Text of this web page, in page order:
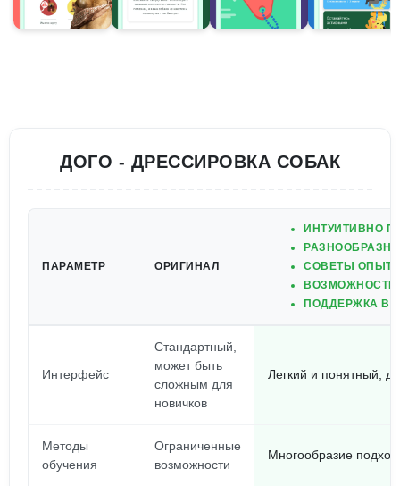
ДОГО - ДРЕССИРОВКА СОБАК
ПАРАМЕТР ОРИГИНАЛ
ИНТУИТИВНО
СОВЕТЫ
ВОЗМОЖНОСТЬ
ПОДДЕРЖКА
Интерфейс
Стандартный,
может быть
сложным для
новичков
Легкий и понятный,
Методы
обучения
Ограниченные
возможности
Многообразие